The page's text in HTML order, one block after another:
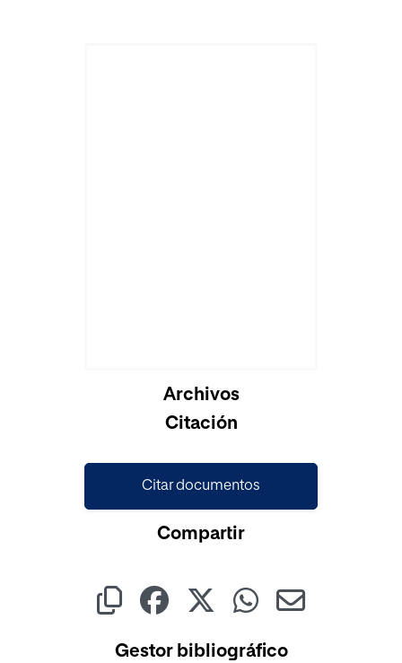
Archivos
Citación
Citar documentos
Compartir
Gestor bibliográfico